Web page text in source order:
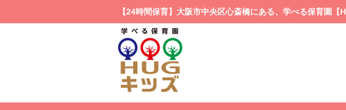
【24時間保育】大阪市中央区心斎橋にある、学べる保育園【